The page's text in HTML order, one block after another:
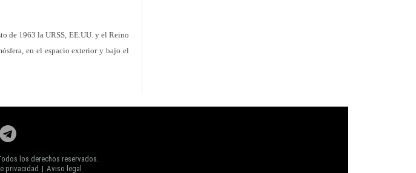
de 1963 la URSS, EE.UU. y el Reino
en el espacio exterior y bajo el
los derechos reservados.
privacidad | Aviso legal